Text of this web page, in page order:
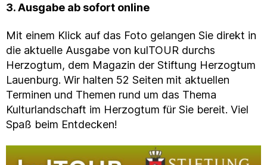
3. Ausgabe ab sofort online
Mit einem Klick auf das Foto gelangen Sie direkt in
die aktuelle Ausgabe von kulTOUR durchs
Herzogtum, dem Magazin der Stiftung Herzogtum
Lauenburg. Wir halten 52 Seiten mit aktuellen
Terminen und Themen rund um das Thema
Kulturlandschaft im Herzogtum für Sie bereit. Viel
Spaß beim Entdecken!